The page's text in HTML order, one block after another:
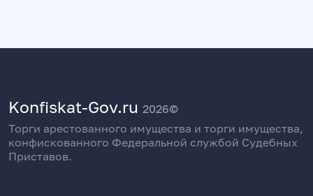
Konfiskat-Gov.ru 2026©
Торги арестованного имущества и торги имущества,
конфискованного Федеральной службой Судебных
Приставов.